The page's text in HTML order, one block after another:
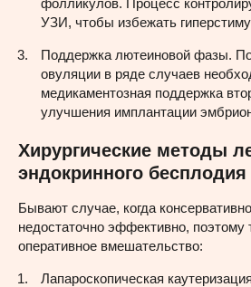
УЗИ, чтобы избежать
Поддержка лютеиновой фазы.
овуляции в ряде случаев
медикаментозная поддержка
улучшения имплантации
Хирургические методы
эндокринного бесплодия
Бывают случае, когда
недостаточно эффективно, поэтому
оперативное вмешательство:
Лапароскопическая